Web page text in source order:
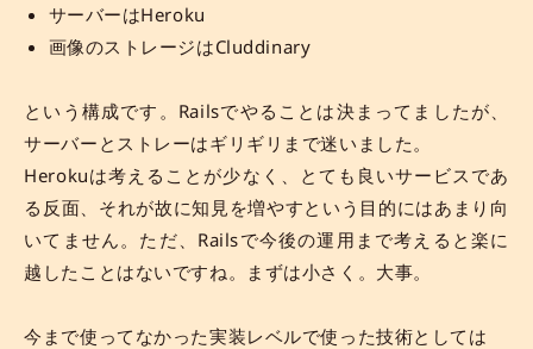
サーバーはHeroku
画像のストレージはCluddinary
という構成です。Railsでやることは決まってましたが、
サーバーとストレーはギリギリまで迷いました。
Herokuは考えることが少なく、とても良いサービスであ
る反面、それが故に知見を増やすという目的にはあまり向
いてません。ただ、Railsで今後の運用まで考えると楽に
越したことはないですね。まずは小さく。大事。
今まで使ってなかった実装レベルで使った技術としては